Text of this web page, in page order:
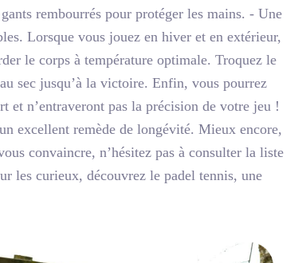
rembourrés pour protéger les mains. - Une
Lorsque vous jouez en hiver et en extérieur,
le corps à température optimale. Troquez le
sec jusqu’à la victoire. Enfin, vous pourrez
et n’entraveront pas la précision de votre jeu !
excellent remède de longévité. Mieux encore,
convaincre, n’hésitez pas à consulter la liste
les curieux, découvrez le padel tennis, une